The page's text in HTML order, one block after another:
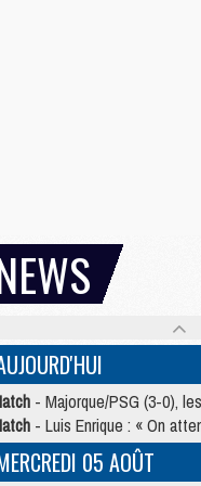
- Majorque/PSG (3-0), les
- Luis Enrique : « On attend le
05 AOÛT